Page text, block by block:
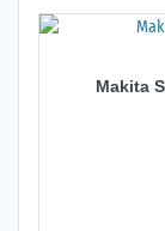
Makita